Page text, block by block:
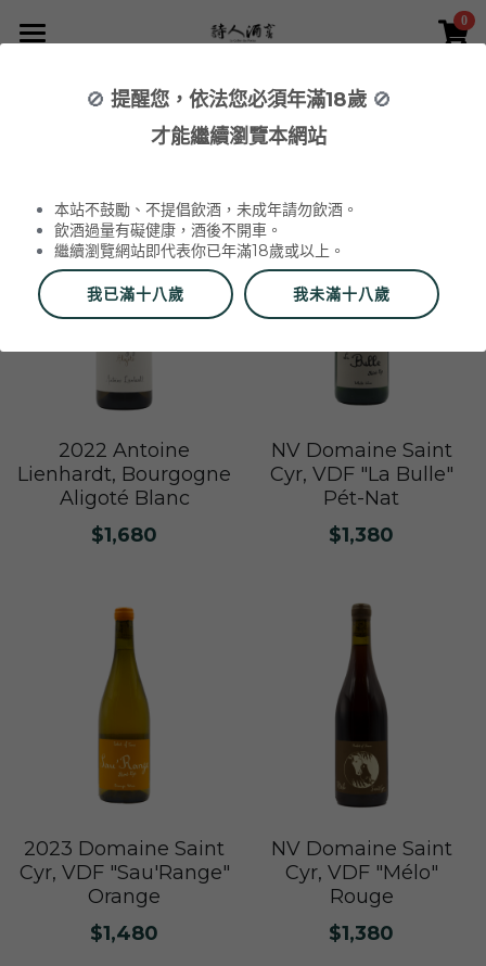
0
葡萄酒 Wines
2026 中秋精選禮盒
雙瓶禮盒
單瓶禮盒
2026 Labet 套組
阿爾薩斯 Alsace
Du Vin aux Liens
Domaine Schoffit
F. Meyer
香檳區 Champagne
Champagne Barrat-Masson
Champagne Bauget-Jouette
Domaine Daniel-Etienne Defaix
Bailly Lapierre
布根地 Bourgogne - 夜丘區 Côte de
Nuits
Domaine Tortochot
Charles Van Canneyt
Recrue des Sens
Aurélien Verdet
Domaine Dugat-Py
Antoine Lienhardt
Domaine Audiffred
布根地 Bourgogne - 伯恩丘 Côte de
Pierre Boisson
Domaine Jacques Prieur
Pierre Girardin
Maxime Dubuet-Boillot
Domaine Nicolas Rossignol
Domaine Nicolas Perrault
Justin Girardin
布根地 Bourgogne - 伯恩丘 Côte de
Beaune-2
Albert Morot
布根地 Bourgogne - 夏隆內丘 Côte
Chalonnaise
Les Champs de Thémis
布根地 Bourgogne - 馬貢內 Mâconnais
Roc Breïa
Domaine du Clos des Rocs
Domaine Nicolas Maillet
薄酒萊 Beaujolais
Domaine Saint-Cyr
Bonnet Cotton
侏羅與薩瓦區 Jura et Savoie
Les Bottes Rouges
Maison Philippe Grisard
隆河 Rhône
Château Fortia
波爾多 Bordeaux
最新消息 News
酒莊 Wineries
威石東聯名 Bī-lâi II
酒器 Accessories
夥伴 Partners
搜索
2026 中秋精選禮盒 2026 Labet 套組
2022 Antoine
Lienhardt, Bourgogne
Aligoté Blanc
$1,680
NV Domaine Saint
Cyr, VDF "La Bulle"
Pét-Nat
$1,380
2023 Domaine Saint
Cyr, VDF "Sau'Range"
Orange
$1,480
NV Domaine Saint
Cyr, VDF "Mélo"
Rouge
$1,380
×
商品分類 ×
部落格分類
🚫 提醒您，依法您必須年滿18歲 🚫
才能繼續瀏覽本網站
本站不鼓勵、不提倡飲酒，未成年請勿飲酒。
飲酒過量有礙健康，酒後不開車。
繼續瀏覽網站即代表你已年滿18歲或以上。
我已滿十八歲 我未滿十八歲